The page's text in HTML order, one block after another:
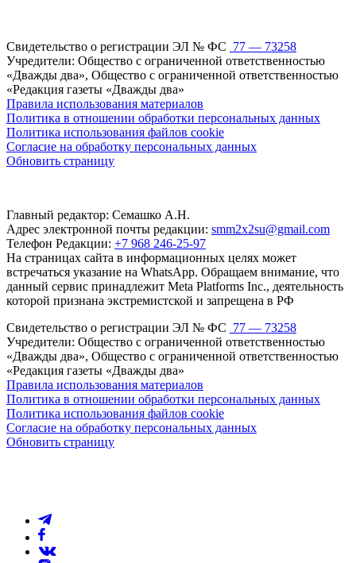
Свидетельство о регистрации ЭЛ № ФС 77 — 73258
Учредители: Общество с ограниченной ответственностью
«Дважды два», Общество с ограниченной ответственностью
«Редакция газеты «Дважды два»
Правила использования материалов
Политика в отношении обработки персональных данных
Политика использования файлов cookie
Согласие на обработку персональных данных
Обновить страницу
Главный редактор: Семашко А.Н.
Адрес электронной почты редакции: smm2x2su@gmail.com
Телефон Редакции: +7 968 246-25-97
На страницах сайта в информационных целях может
встречаться указание на WhatsApp. Обращаем внимание, что
данный сервис принадлежит Meta Platforms Inc., деятельность
которой признана экстремистской и запрещена в РФ
Свидетельство о регистрации ЭЛ № ФС 77 — 73258
Учредители: Общество с ограниченной ответственностью
«Дважды два», Общество с ограниченной ответственностью
«Редакция газеты «Дважды два»
Правила использования материалов
Политика в отношении обработки персональных данных
Политика использования файлов cookie
Согласие на обработку персональных данных
Обновить страницу